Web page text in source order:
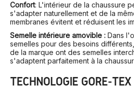
Confort: L'intérieur de la chaussure
s'adapter naturellement et de la
membranes évitent et réduisent les
Semelle intérieure amovible : Dans
semelles pour des besoins
de la marque ont des semelles
s'adaptent parfaitement à la
TECHNOLOGIE GORE-